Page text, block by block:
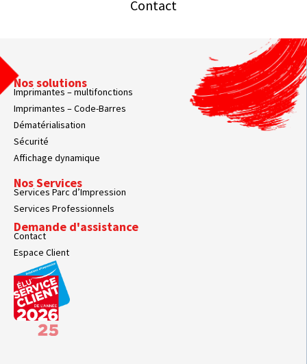
Contact
Nos solutions
Imprimantes – multifonctions
Imprimantes – Code-Barres
Dématérialisation
Sécurité
Affichage dynamique
Nos Services
Services Parc d’Impression
Services Professionnels
Demande d'assistance
Contact
Espace Client